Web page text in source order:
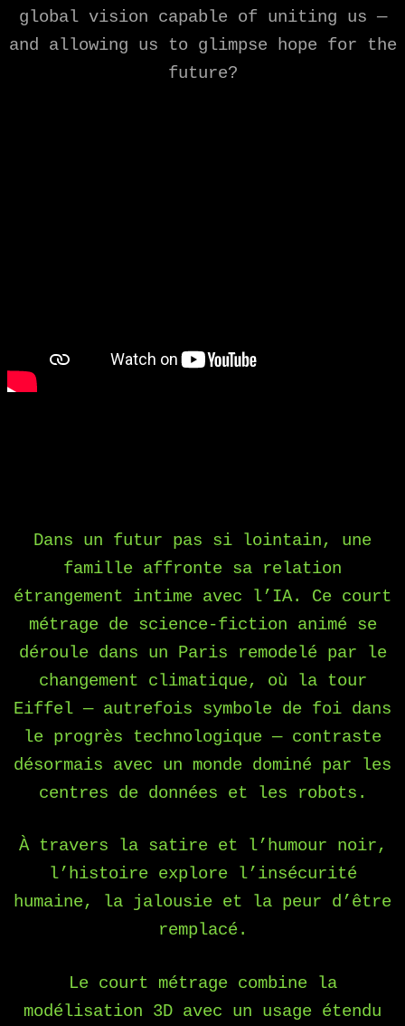
global vision capable of uniting us —
and allowing us to glimpse hope for the
future?
Dans un futur pas si lointain, une
famille affronte sa relation
étrangement intime avec l’IA. Ce court
métrage de science-fiction animé se
déroule dans un Paris remodelé par le
changement climatique, où la tour
Eiffel — autrefois symbole de foi dans
le progrès technologique — contraste
désormais avec un monde dominé par les
centres de données et les robots.
À travers la satire et l’humour noir,
l’histoire explore l’insécurité
humaine, la jalousie et la peur d’être
remplacé.
Le court métrage combine la
modélisation 3D avec un usage étendu